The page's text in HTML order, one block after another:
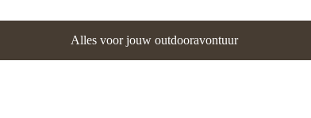
Alles voor jouw outdooravontuur